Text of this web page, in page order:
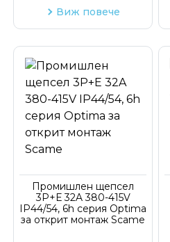
Виж повече
Промишлен щепсел
3P+Е 32A 380-415V
IP44/54, 6h серия Optima
за открит монтаж Scame